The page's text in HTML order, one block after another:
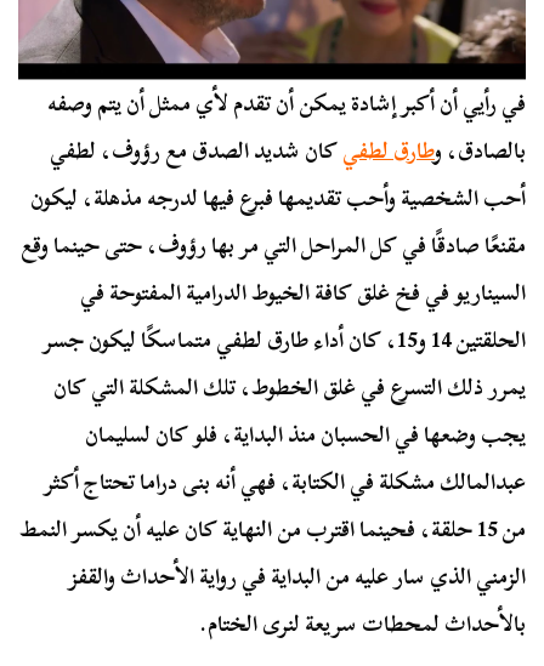
في رأيي أن أكبر إشادة يمكن أن تقدم لأي ممثل أن يتم وصفه
بالصادق، وطارق لطفيكان شديد الصدق مع رؤوف، لطفي
أحب الشخصية وأحب تقديمها فبرع فيها لدرجه مذهلة، ليكون
مقنعًا صادقًا في كل المراحل التي مر بها رؤوف، حتى حينما وقع
السيناريو في فخ غلق كافة الخيوط الدرامية المفتوحة في
الحلقتين 14 و15، كان أداء طارق لطفي متماسكًا ليكون جسر
يمرر ذلك التسرع في غلق الخطوط، تلك المشكلة التي كان
يجب وضعها في الحسبان منذ البداية، فلو كان لسليمان
عبدالمالك مشكلة في الكتابة، فهي أنه بنى دراما تحتاج أكثر
من 15 حلقة، فحينما اقترب من النهاية كان عليه أن يكسر النمط
الزمني الذي سار عليه من البداية في رواية الأحداث والقفز
بالأحداث لمحطات سريعة لنرى الختام.